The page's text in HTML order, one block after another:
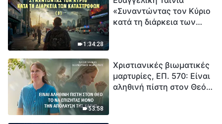
1:34:28
«Συναντώντας τον Κύριο
κατά τη διάρκεια των
εξαφάνισης». Οι
καταστροφές χτυπούν.
Ξεκινά η αντίστροφη
53:58
Χριστιανικές βιωματικές
μαρτυρίες, ΕΠ. 570: Είναι
αληθινή πίστη στον Θεό